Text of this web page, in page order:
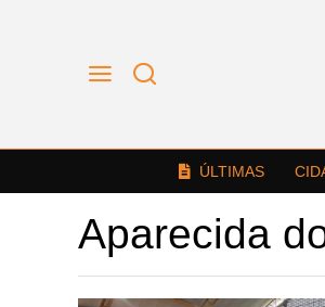
ÚLTIMAS
Aparecida